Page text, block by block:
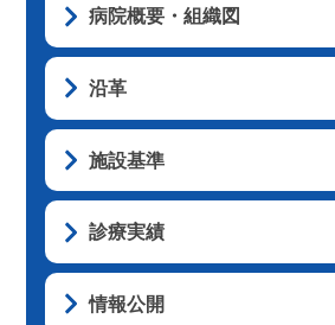
病院概要・組織図
沿革
施設基準
診療実績
情報公開